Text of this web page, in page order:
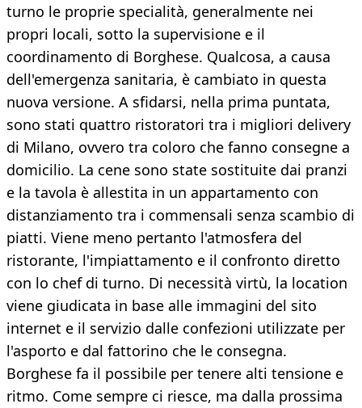
turno le proprie specialità, generalmente nei
propri locali, sotto la supervisione e il
coordinamento di Borghese. Qualcosa, a causa
dell'emergenza sanitaria, è cambiato in questa
nuova versione. A sfidarsi, nella prima puntata,
sono stati quattro ristoratori tra i migliori delivery
di Milano, ovvero tra coloro che fanno consegne a
domicilio. La cene sono state sostituite dai pranzi
e la tavola è allestita in un appartamento con
distanziamento tra i commensali senza scambio di
piatti. Viene meno pertanto l'atmosfera del
ristorante, l'impiattamento e il confronto diretto
con lo chef di turno. Di necessità virtù, la location
viene giudicata in base alle immagini del sito
internet e il servizio dalle confezioni utilizzate per
l'asporto e dal fattorino che le consegna.
Borghese fa il possibile per tenere alti tensione e
ritmo. Come sempre ci riesce, ma dalla prossima